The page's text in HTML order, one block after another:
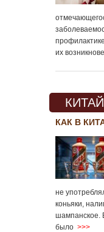
их
КАК В
не
коньяки,
шампанское.
было >>>